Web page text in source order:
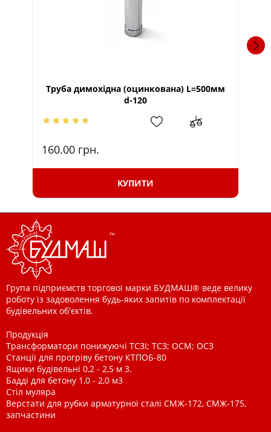
Труба димохідна (оцинкована) L=500мм
d-120
160.00 грн.
КУПИТИ
Група підприємств торгової марки БУДМАШ® веде велику
роботу із задоволення будь-яких запитів по комплектації
будівельних об'єктів.
Продукція
Трансформатори понижуючі ТСЗІ; ТСЗ; ОСМ; ОСЗ
Станції для прогріву бетону КТПОБ-80
Ящики будівельні 0,2 - 2,5 м 3.
Бадді для бетону 1,0 - 2,0 м3
Стіл муляра
Верстати для рубки арматурної сталі СМЖ-172, СМЖ-175,
запчастини